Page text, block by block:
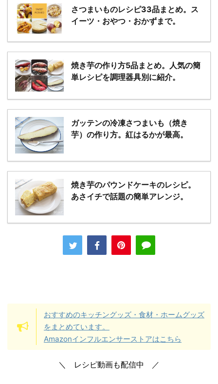
さつまいものレシピ33品まとめ。ス
イーツ・おやつ・おかずまで。
焼き芋の作り方5品まとめ。人気の簡
単レシピを調理器具別に紹介。
ガッテンの冷凍さつまいも（焼き
芋）の作り方。紅はるかが最高。
焼き芋のパウンドケーキのレシピ。
あさイチで話題の簡単アレンジ。
おすすめのキッチングッズ・食材・ホームグッズ
をまとめています。
Amazonインフルエンサーストアはこちら
＼ レシピ動画も配信中 ／